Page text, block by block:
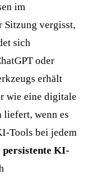
im
Sitzung vergisst,
sich
oder
erhält
wie eine digitale
liefert, wenn es
Tools bei jedem
persistente KI-